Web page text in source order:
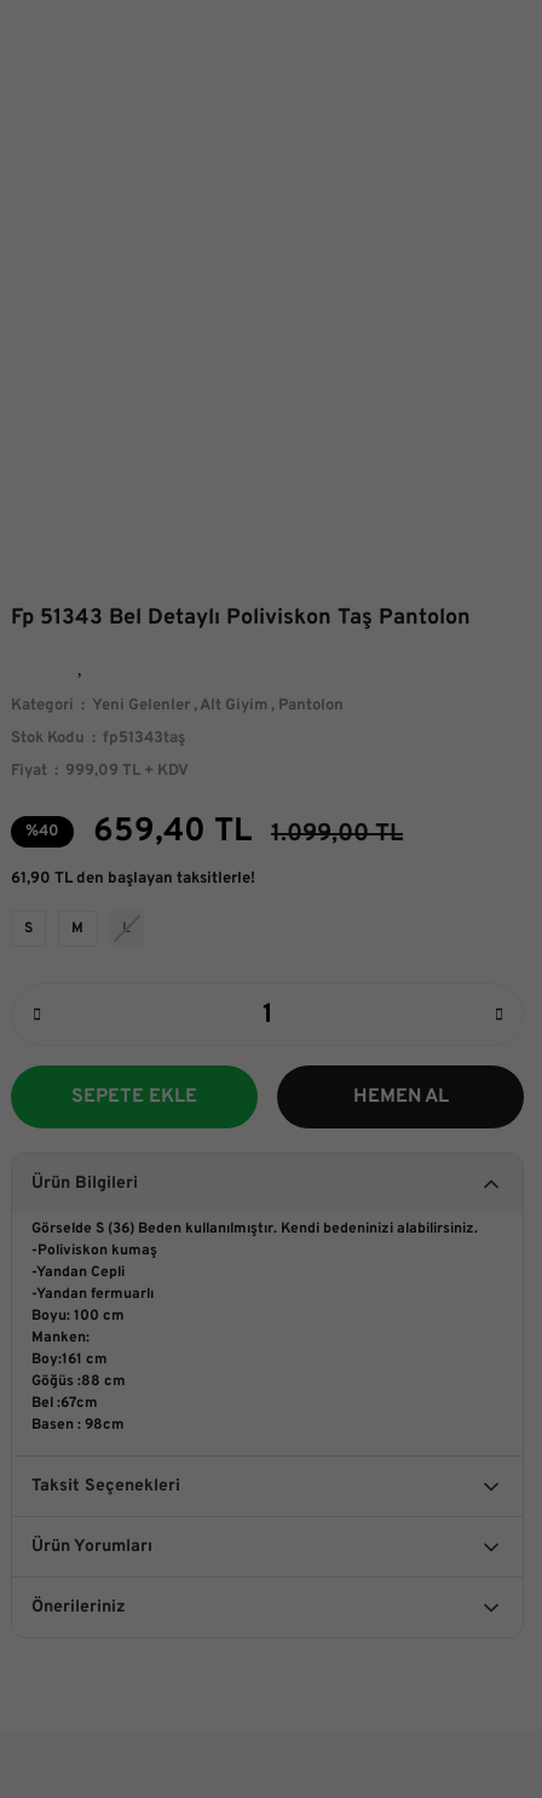
Fp 51343 Bel Detaylı Poliviskon Taş Pantolon
Kategori Yeni Gelenler ,Alt Giyim , Pantolon
Stok Kodu
fp51343taş
Fiyat
999,09 TL + KDV
%40 659,40 TL 1.099,00 TL
61,90 TL den başlayan taksitlerle!
S M L
SEPETE EKLE HEMEN AL
Ürün Bilgileri
Görselde S (36) Beden kullanılmıştır. Kendi bedeninizi alabilirsiniz.
-Poliviskon kumaş
-Yandan Cepli
-Yandan fermuarlı
Boyu: 100 cm
Manken:
Boy:161 cm
Göğüs :88 cm
Bel :67cm
Basen : 98cm
Taksit Seçenekleri
Ürün Yorumları
Önerileriniz